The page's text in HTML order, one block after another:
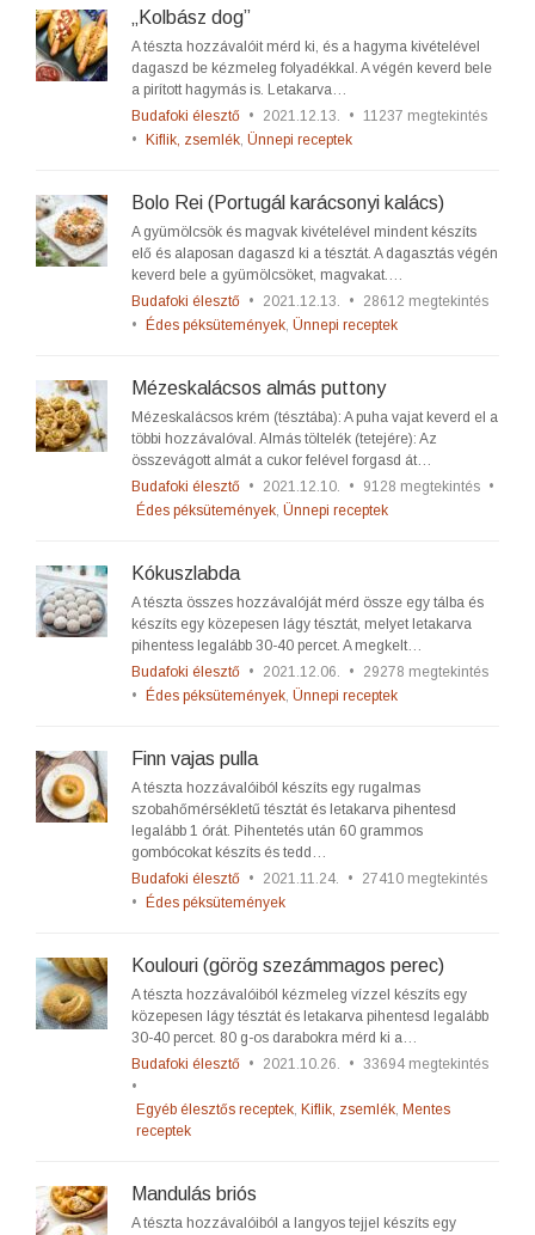
„Kolbász dog”
A tészta hozzávalóit mérd ki, és a hagyma kivételével
dagaszd be kézmeleg folyadékkal. A végén keverd bele
a pirított hagymás is. Letakarva…
Budafoki élesztő • 2021.12.13. • 11237 megtekintés
•
Kiflik, zsemlék, Ünnepi receptek
Bolo Rei (Portugál karácsonyi kalács)
A gyümölcsök és magvak kivételével mindent készíts
elő és alaposan dagaszd ki a tésztát. A dagasztás végén
keverd bele a gyümölcsöket, magvakat.…
Budafoki élesztő • 2021.12.13. •
28612 megtekintés
•
Édes péksütemények, Ünnepi receptek
Mézeskalácsos almás puttony
Mézeskalácsos krém (tésztába): A puha vajat keverd el a
többi hozzávalóval. Almás töltelék (tetejére): Az
összevágott almát a cukor felével forgasd át…
Budafoki élesztő • 2021.12.10. • 9128 megtekintés •
Édes péksütemények, Ünnepi receptek
Kókuszlabda
A tészta összes hozzávalóját mérd össze egy tálba és
készíts egy közepesen lágy tésztát, melyet letakarva
pihentess legalább 30-40 percet. A megkelt…
Budafoki élesztő • 2021.12.06. •
29278 megtekintés
•
Édes péksütemények, Ünnepi receptek
Finn vajas pulla
A tészta hozzávalóiból készíts egy rugalmas
szobahőmérsékletű tésztát és letakarva pihentesd
legalább 1 órát. Pihentetés után 60 grammos
gombócokat készíts és tedd…
Budafoki élesztő • 2021.11.24. •
27410 megtekintés
•
Édes péksütemények
Koulouri (görög szezámmagos perec)
A tészta hozzávalóiból kézmeleg vízzel készíts egy
közepesen lágy tésztát és letakarva pihentesd legalább
30-40 percet. 80 g-os darabokra mérd ki a…
Budafoki élesztő • 2021.10.26. • 33694 megtekintés
•
Egyéb élesztős receptek, Kiflik, zsemlék, Mentes
receptek
Mandulás briós
A tészta hozzávalóiból a langyos tejjel készíts egy